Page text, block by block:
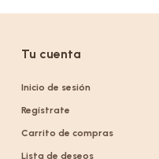
Tu cuenta
Inicio de sesión
Regístrate
Carrito de compras
Lista de deseos